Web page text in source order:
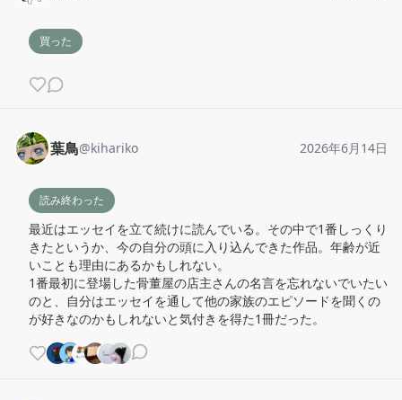
買った
葉鳥@kihariko 2026年6月14日
読み終わった
最近はエッセイを立て続けに読んでいる。その中で1番しっくり
きたというか、今の自分の頭に入り込んできた作品。年齢が近
いことも理由にあるかもしれない。
1番最初に登場した骨董屋の店主さんの名言を忘れないでいたい
のと、自分はエッセイを通して他の家族のエピソードを聞くの
が好きなのかもしれないと気付きを得た1冊だった。